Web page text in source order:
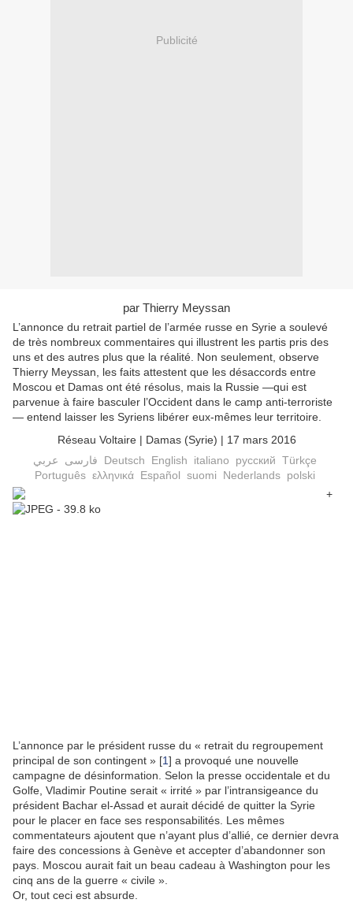
Publicité
par Thierry Meyssan
L’annonce du retrait partiel de l’armée russe en Syrie a soulevé
de très nombreux commentaires qui illustrent les partis pris des
uns et des autres plus que la réalité. Non seulement, observe
Thierry Meyssan, les faits attestent que les désaccords entre
Moscou et Damas ont été résolus, mais la Russie —qui est
parvenue à faire basculer l’Occident dans le camp anti-terroriste
— entend laisser les Syriens libérer eux-mêmes leur territoire.
Réseau Voltaire| Damas (Syrie) | 17 mars 2016
فارسى
عربي Deutsch English italiano русский Türkçe
Português ελληνικά Español suomi Nederlands polski
L’annonce par le président russe du « retrait du regroupement
principal de son contingent » [1] a provoqué une nouvelle
campagne de désinformation. Selon la presse occidentale et du
Golfe, Vladimir Poutine serait « irrité » par l’intransigeance du
président Bachar el-Assad et aurait décidé de quitter la Syrie
pour le placer en face ses responsabilités. Les mêmes
commentateurs ajoutent que n’ayant plus d’allié, ce dernier devra
faire des concessions à Genève et accepter d’abandonner son
pays. Moscou aurait fait un beau cadeau à Washington pour les
cinq ans de la guerre « civile ».
Or, tout ceci est absurde.